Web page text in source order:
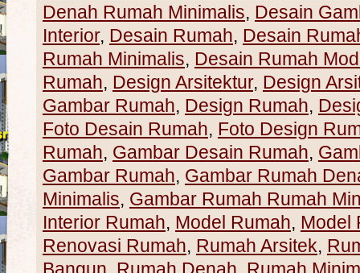
Denah Rumah Minimalis, Desain
Interior, Desain Rumah, Desain
Rumah Minimalis, Desain Rumah
Rumah, Design Arsitektur, Design
Gambar Rumah, Design Rumah,
Foto Desain Rumah, Foto Design
Rumah, Gambar Desain Rumah,
Gambar Rumah, Gambar Rumah
Minimalis, Gambar Rumah Rumah
Interior Rumah, Model Rumah, Model
Renovasi Rumah, Rumah Arsitek,